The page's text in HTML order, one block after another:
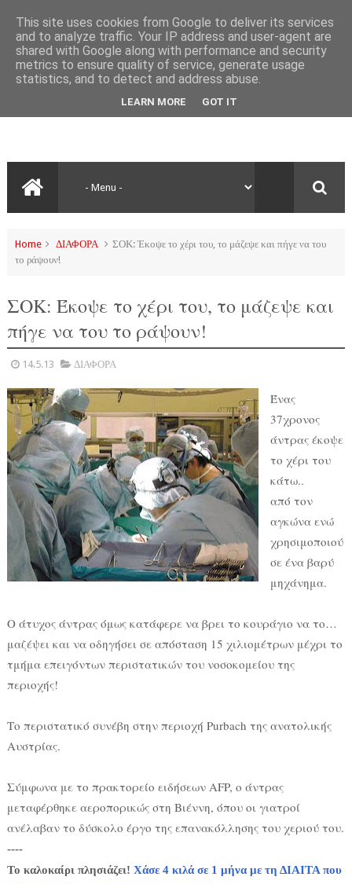
Home ΔΙΑΦΟΡΑ
ΣΟΚ: Έκοψε το χέρι του, το μάζεψε και πήγε να του
το ράψουν!
ΣΟΚ: Έκοψε το χέρι του, το μάζεψε και
πήγε να του το ράψουν!
14.5.13 ΔΙΑΦΟΡΑ
Ένας
37χρονος
άντρας έκοψε
το χέρι του
κάτω..
από τον
αγκώνα ενώ
χρησιμοποιού
σε ένα βαρύ
μηχάνημα.
Ο άτυχος άντρας όμως κατάφερε να βρει το κουράγιο να το…
μαζέψει και να οδηγήσει σε απόσταση 15 χιλιομέτρων μέχρι το
τμήμα επειγόντων περιστατικών του νοσοκομείου της
περιοχής!
Το περιστατικό συνέβη στην περιοχή Purbach της ανατολικής
Αυστρίας.
Σύμφωνα με το πρακτορείο ειδήσεων AFP, ο άντρας
μεταφέρθηκε αεροπορικώς στη Βιέννη, όπου οι γιατροί
ανέλαβαν το δύσκολο έργο της επανακόλλησης του χεριού του.
----
Το καλοκαίρι πλησιάζει! Χάσε 4 κιλά σε 1 μήνα με τη ΔΙΑΙΤΑ που
This site uses cookies from Google to deliver its services
and to analyze traffic. Your IP address and user-agent are
shared with Google along with performance and security
metrics to ensure quality of service, generate usage
statistics, and to detect and address abuse.
LEARN MORE GOT IT